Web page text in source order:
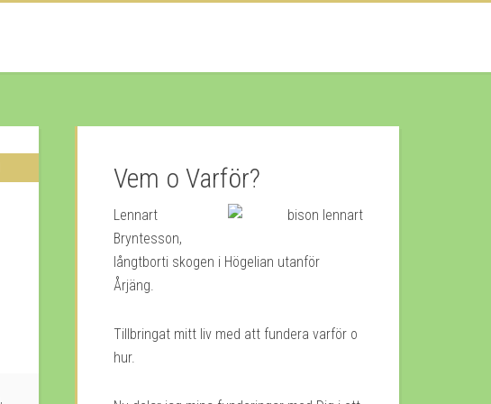
,
Vem o Varför?
Lennart
Bryntesson,
långtborti skogen i Högelian utanför
Årjäng.
Tillbringat mitt liv med att fundera varför o
hur.